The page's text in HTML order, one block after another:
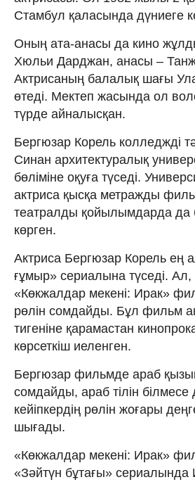
Стамбул қаласында дүниеге
Оның ата-анасы да кино
Хюльи Дарджан, анасы –
Актрисаның балалық шағы
өтеді. Мектеп жасында ол
түрде айналысқан.
Бергюзар Корель колледжді
Синан архитектуралық
бөліміне оқуға түседі.
актриса қысқа метражды
театралды қойылымдарда да
көрген.
Актриса Бергюзар Корель ең
ғұмыр» сериалына түседі.
«Көкжалдар мекені: Ирак»
рөлін сомдайды. Бұл фильм
тигеніне қарамастан
көрсеткіш иеленген.
Бергюзар фильмде араб
сомдайды, араб тілін білмесе
кейіпкердің рөлін жоғары
шығады.
«Көкжалдар мекені: Ирак»
«Зәйтүн бұтағы» сериалында